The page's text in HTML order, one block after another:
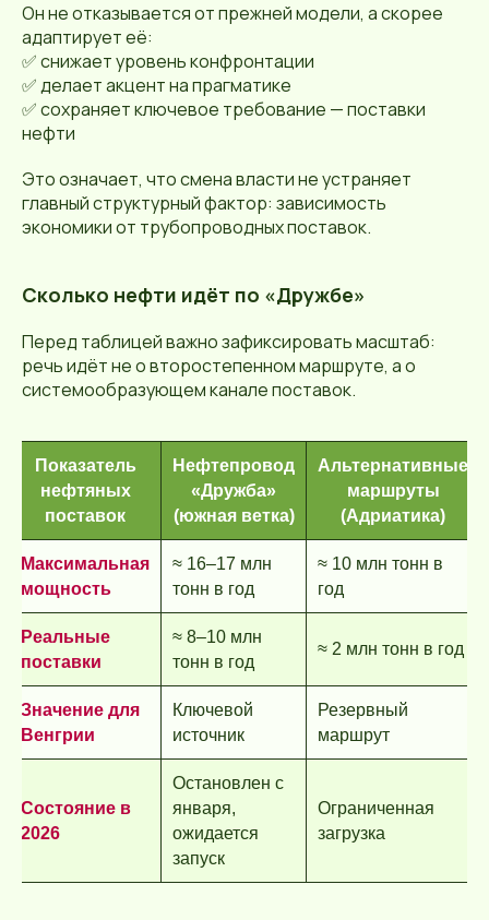
Он не отказывается от прежней модели, а скорее
адаптирует её:
✅ снижает уровень конфронтации
✅ делает акцент на прагматике
✅ сохраняет ключевое требование — поставки
нефти
Это означает, что смена власти не устраняет
главный структурный фактор: зависимость
экономики от трубопроводных поставок.
Сколько нефти идёт по «Дружбе»
Перед таблицей важно зафиксировать масштаб:
речь идёт не о второстепенном маршруте, а о
системообразующем канале поставок.
Показатель
нефтяных
поставок
Нефтепровод
«Дружба»
(южная ветка)
Альтернативные
маршруты
(Адриатика)
Максимальная
мощность
≈ 16–17 млн
тонн в год
≈ 10 млн тонн в
год
Реальные
поставки
≈ 8–10 млн
тонн в год
≈ 2 млн тонн в год
Значение для
Венгрии
Ключевой
источник
Резервный
маршрут
Состояние в
2026
Остановлен с
января,
ожидается
запуск
Ограниченная
загрузка